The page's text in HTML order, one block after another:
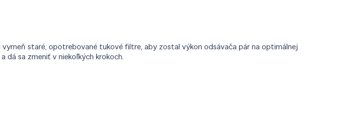
staré, opotrebované tukové filtre, aby zostal výkon odsávača pár na optimálnej
dá sa zmeniť v niekoľkých krokoch.